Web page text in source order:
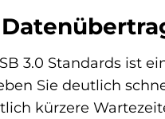
3.0 Standards ist
Sie deutlich
kürzere